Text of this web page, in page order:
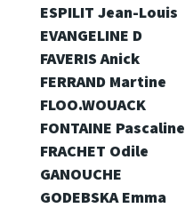
ESPILIT Jean-Louis
EVANGELINE D
FAVERIS Anick
FERRAND Martine
FLOO.WOUACK
FONTAINE Pascaline
FRACHET Odile
GANOUCHE
GODEBSKA Emma